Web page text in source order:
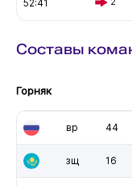
52:41
Составы
Горняк
вр 44
зщ 16